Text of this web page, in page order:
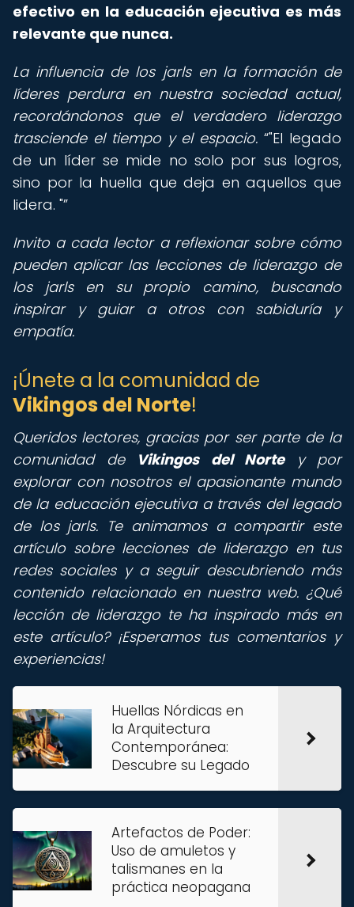
efectivo en la educación ejecutiva es más
relevante que nunca.
La influencia de los jarls en la formación de
líderes perdura en nuestra sociedad actual,
recordándonos que el verdadero liderazgo
trasciende el tiempo y el espacio. "El legado
de un líder se mide no solo por sus logros,
sino por la huella que deja en aquellos que
lidera. "
Invito a cada lector a reflexionar sobre cómo
pueden aplicar las lecciones de liderazgo de
los jarls en su propio camino, buscando
inspirar y guiar a otros con sabiduría y
empatía.
¡Únete a la comunidad de
Vikingos del Norte!
Queridos lectores, gracias por ser parte de la
comunidad de
Vikingos del Nortey por
explorar con nosotros el apasionante mundo
de la educación ejecutiva a través del legado
de los jarls. Te animamos a compartir este
artículo sobre lecciones de liderazgo en tus
redes sociales y a seguir descubriendo más
contenido relacionado en nuestra web. ¿Qué
lección de liderazgo te ha inspirado más en
este artículo? ¡Esperamos tus comentarios y
experiencias!
Huellas Nórdicas en
la Arquitectura
Contemporánea:
Descubre su Legado
Artefactos de Poder:
Uso de amuletos y
talismanes en la
práctica neopagana